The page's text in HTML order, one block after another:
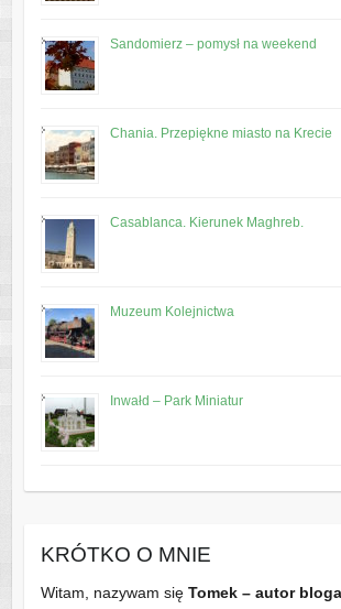
Sandomierz – pomysł na weekend
Chania. Przepiękne miasto na Krecie
Casablanca. Kierunek Maghreb.
Muzeum Kolejnictwa
Inwałd – Park Miniatur
KRÓTKO O MNIE
Witam, nazywam się Tomek – autor bloga